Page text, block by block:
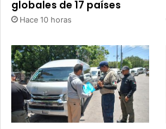
globales de 17 países
Hace 10 horas